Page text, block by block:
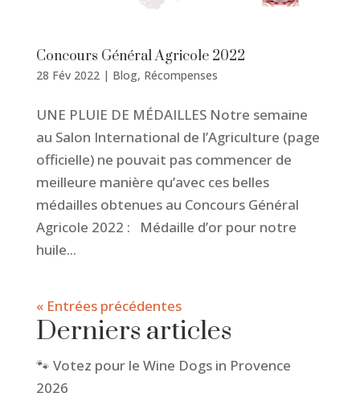
Concours Général Agricole 2022
28 Fév 2022| Blog, Récompenses
UNE PLUIE DE MÉDAILLES Notre semaine
au Salon International de l’Agriculture (page
officielle) ne pouvait pas commencer de
meilleure manière qu’avec ces belles
médailles obtenues au Concours Général
Agricole 2022 : Médaille d’or pour notre
huile...
« Entrées précédentes
Derniers articles
🐾 Votez pour le Wine Dogs in Provence
2026